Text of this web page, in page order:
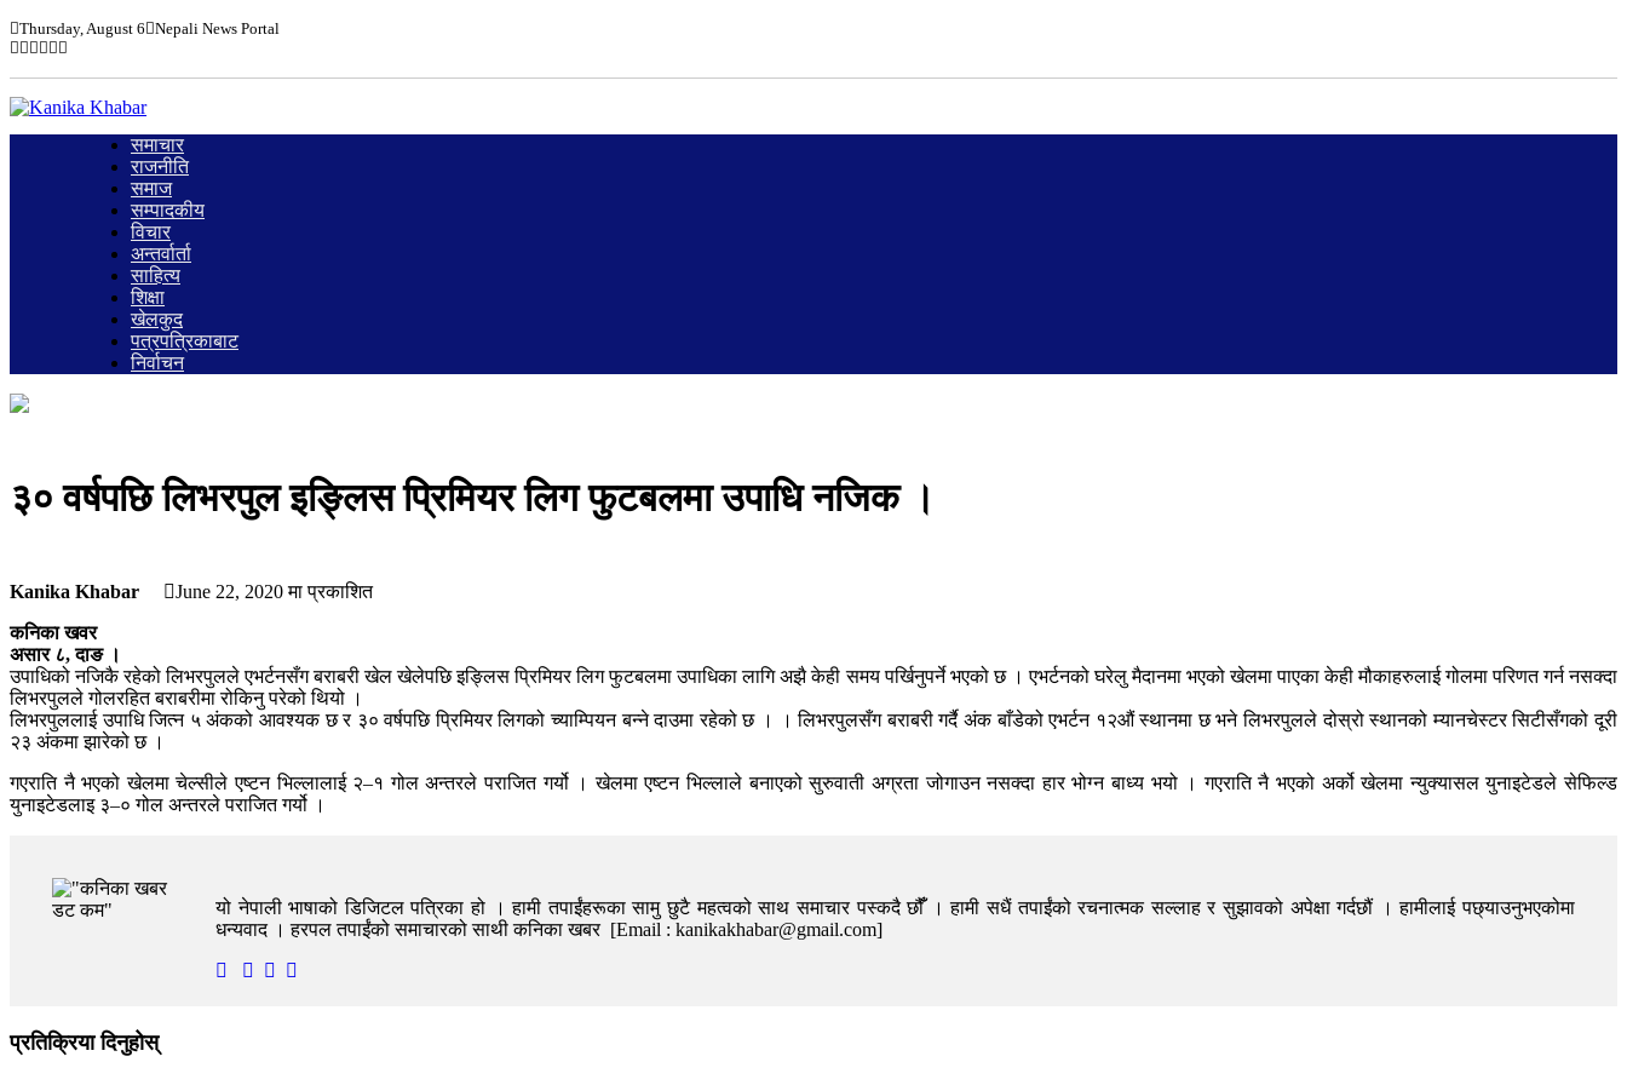
Thursday, August 6 Nepali News Portal
समाचार
राजनीति
समाज
सम्पादकीय
विचार
अन्तर्वार्ता
साहित्य
शिक्षा
खेलकुद
पत्रपत्रिकाबाट
निर्वाचन
३० वर्षपछि लिभरपुल इङ्लिस प्रिमियर लिग फुटबलमा उपाधि नजिक ।
Kanika Khabar June 22, 2020मा प्रकाशित
कनिका खवर
असार ८, दाङ ।
उपाधिको नजिकै रहेको लिभरपुलले एभर्टनसँग बराबरी खेल खेलेपछि इङ्लिस प्रिमियर लिग फुटबलमा उपाधिका लागि अझै केही समय पर्खिनुपर्ने भएको छ । एभर्टनको घरेलु मैदानमा भएको खेलमा पाएका केही मौकाहरुलाई गोलमा परिणत गर्न नसक्दा
लिभरपुलले गोलरहित बराबरीमा रोकिनु परेको थियो ।
लिभरपुललाई उपाधि जित्न ५ अंकको आवश्यक छ र ३० वर्षपछि प्रिमियर लिगको च्याम्पियन बन्ने दाउमा रहेको छ । । लिभरपुलसँग बराबरी गर्दै अंक बाँडेको एभर्टन १२औं स्थानमा छ भने लिभरपुलले दोस्रो स्थानको म्यानचेस्टर सिटीसँगको दूरी
२३ अंकमा झारेको छ ।
गएराति नै भएको खेलमा चेल्सीले एष्टन भिल्लालाई २–१ गोल अन्तरले पराजित गर्यो । खेलमा एष्टन भिल्लाले बनाएको सुरुवाती अग्रता जोगाउन नसक्दा हार भोग्न बाध्य भयो । गएराति नै भएको अर्को खेलमा न्युक्यासल युनाइटेडले सेफिल्ड
युनाइटेडलाइ ३–० गोल अन्तरले पराजित गर्यो ।
यो नेपाली भाषाको डिजिटल पत्रिका हो । हामी तपाईंहरूका सामु छुटै महत्वको साथ समाचार पस्कदै छौँँ । हामी सधैं तपाईंको रचनात्मक सल्लाह र सुझावको अपेक्षा गर्दछौं । हामीलाई पछ्याउनुभएकोमा
धन्यवाद । हरपल तपाईंको समाचारको साथी कनिका खबर [Email : kanikakhabar@gmail.com]
प्रतिक्रिया दिनुहोस्